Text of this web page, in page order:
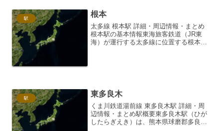
駅 根本
太多線 根本駅 詳細・周辺情報・まとめ
根本駅の基本情報東海旅客鉄道（JR東
海）が運行する太多線に位置する根本駅
駅 東多良木
くま川鉄道湯前線 東多良木駅 詳細・周
辺情報・まとめ駅概要東多良木駅（ひが
したらぎえき）は、熊本県球磨郡多良木